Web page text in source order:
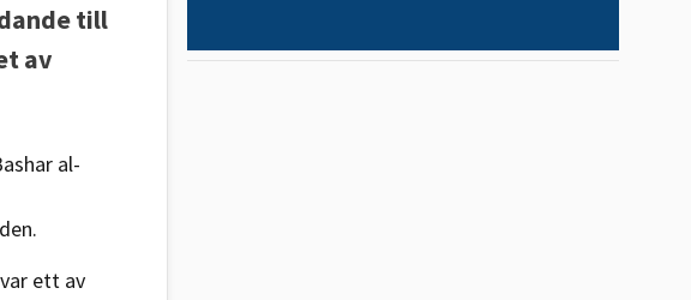
till
av
al-
ett av